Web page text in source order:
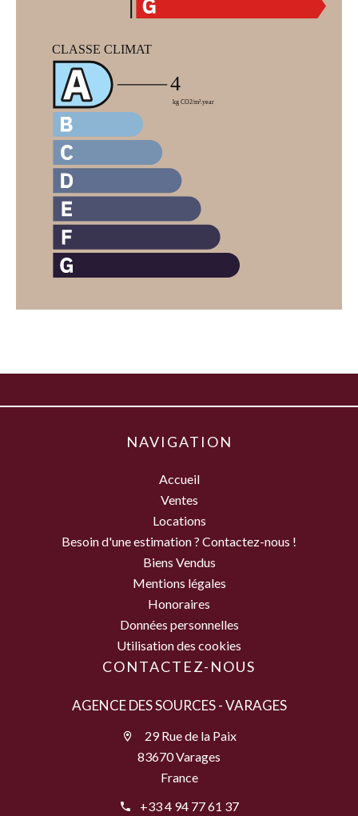
NAVIGATION
Accueil
Ventes
Locations
Besoin d'une estimation ? Contactez-nous !
Biens Vendus
Mentions légales
Honoraires
Données personnelles
Utilisation des cookies
CONTACTEZ-NOUS
AGENCE DES SOURCES - VARAGES
29 Rue de la Paix
83670 Varages
France
+33 4 94 77 61 37